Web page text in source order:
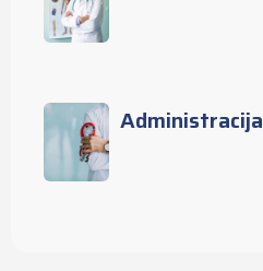
Administracija